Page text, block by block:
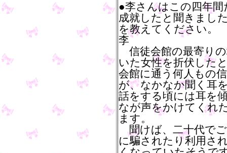
●李さんはこの四年
成就したと聞きまし
を教えてください。
李
信徒会館の最寄り
いた女性を折伏した
会館に通う何人もの
が、なかなか聞く耳
話をする頃には耳を
なが声をかけてくれ
ます。
聞けば、二十代で
に騙されたり利用さ